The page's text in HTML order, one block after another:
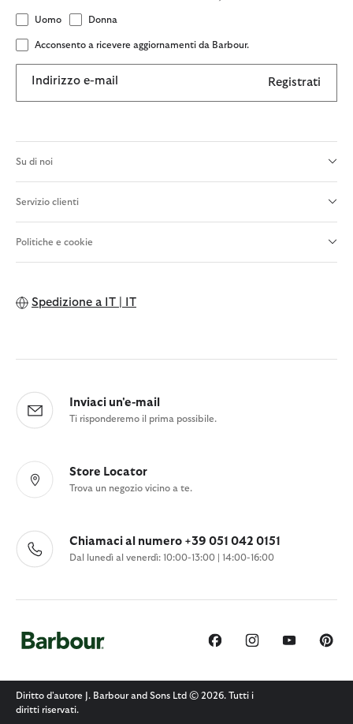
Uomo Donna
Acconsento a ricevere aggiornamenti da Barbour.
Indirizzo e-mail Registrati
Su di noi
Servizio clienti
Politiche e cookie
Spedizione a IT | IT
Inviaci un'e-mail
Ti risponderemo il prima possibile.
Store Locator
Trova un negozio vicino a te.
Chiamaci al numero +39 051 042 0151
Dal lunedì al venerdì: 10:00-13:00 | 14:00-16:00
Diritto d'autore J. Barbour and Sons Ltd © 2026. Tutti i
diritti riservati.